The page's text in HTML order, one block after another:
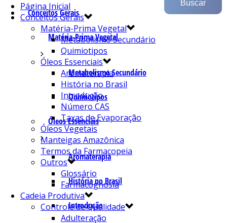
Conceitos Gerais
Matéria-Prima Vegetal
Metabolismo Secundário
Quimiotipos
Óleos Essenciais
Aromaterapia
História no Brasil
Introdução
Página Inicial
Conceitos Gerais
Matéria-Prima Vegetal
Metabolismo Secundário
Quimiotipos
Óleos Essenciais
Aromaterapia
História no Brasil
Introdução
Número CAS
Taxas de Evaporação
Óleos Vegetais
Manteigas Amazônica
Termos da Farmacopeia
Outros
Glossário
Farmacognosia
Cadeia Produtiva
Controle de Qualidade
Adulteração